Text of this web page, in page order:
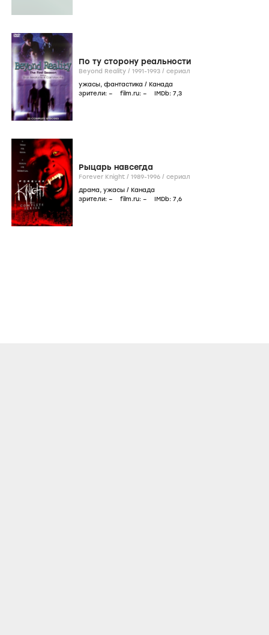
По ту сторону реальности
Beyond Reality / 1991-1993 / сериал
ужасы, фантастика / Канада
зрители: – film.ru: – IMDb: 7,3
Рыцарь навсегда
Forever Knight / 1989-1996 / сериал
драма, ужасы / Канада
зрители: – film.ru: – IMDb: 7,6